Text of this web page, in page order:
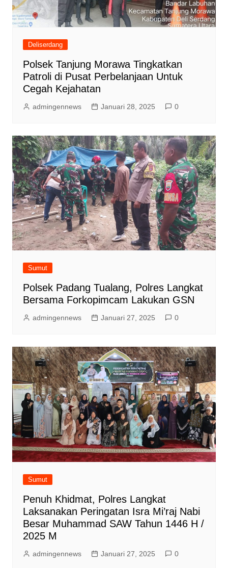
Deliserdang
Polsek Tanjung Morawa Tingkatkan
Patroli di Pusat Perbelanjaan Untuk
Cegah Kejahatan
admingennews Januari 28, 2025 0
Sumut
Polsek Padang Tualang, Polres Langkat
Bersama Forkopimcam Lakukan GSN
admingennews Januari 27, 2025 0
Sumut
Penuh Khidmat, Polres Langkat
Laksanakan Peringatan Isra Mi’raj Nabi
Besar Muhammad SAW Tahun 1446 H /
2025 M
admingennews Januari 27, 2025 0